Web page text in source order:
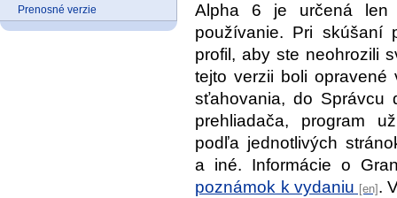
Prenosné verzie
Alpha 6 je určená
používanie. Pri skúšaní
profil, aby ste neohrozili
tejto verzii boli
sťahovania, do Správcu
prehliadača, program
podľa jednotlivých
a iné. Informácie o
poznámok k vydaniu
.